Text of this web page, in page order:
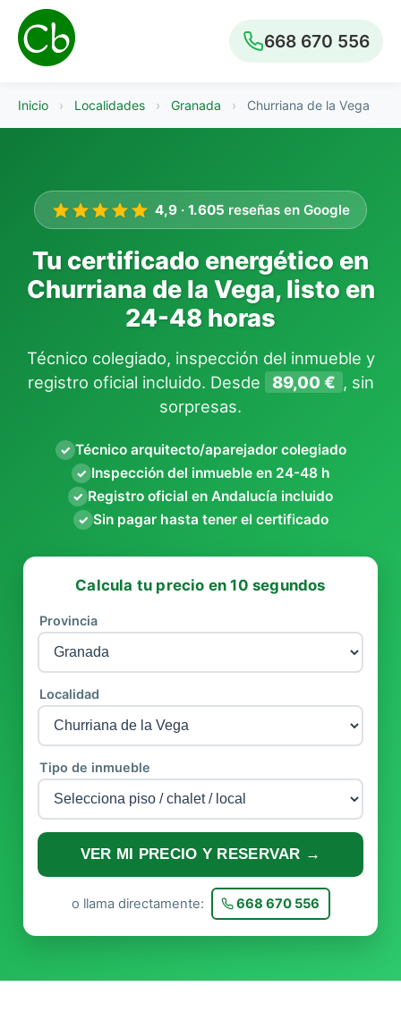
668 670 556
Inicio › Localidades › Granada › Churriana de la Vega
4,9 · 1.605 reseñas en Google
Tu certificado energético en
Churriana de la Vega, listo en
24-48 horas
Técnico colegiado, inspección del inmueble y
registro oficial incluido. Desde
89,00 € , sin
sorpresas.
✓ Técnico arquitecto/aparejador colegiado
✓ Inspección del inmueble en 24-48 h
✓ Registro oficial en Andalucía incluido
✓ Sin pagar hasta tener el certificado
Calcula tu precio en 10 segundos
Provincia
Localidad
Tipo de inmueble
VER MI PRECIO Y RESERVAR →
o llama directamente: 668 670 556